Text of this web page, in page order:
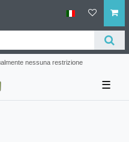
nessuna restrizione
☰